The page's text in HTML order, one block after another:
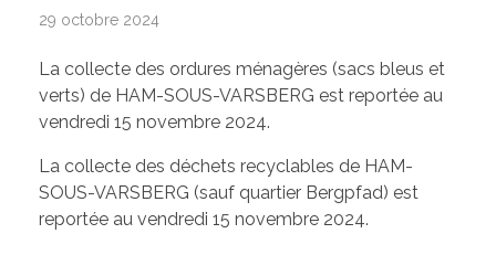
Le conseil Municipal
Les délibérations du Conseil Municipal
Les Entreprises de Ham
Les Associations de Ham
Permanences
Inscriptions scolaires
ACTUALITÉS
29 octobre 2024
La collecte des ordures ménagères (sacs bleus et
verts) de HAM-SOUS-VARSBERG est reportée au
vendredi 15 novembre 2024.
La collecte des déchets recyclables de HAM-
SOUS-VARSBERG (sauf quartier Bergpfad) est
reportée au vendredi 15 novembre 2024.